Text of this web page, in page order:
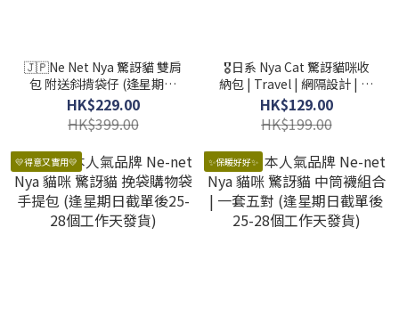
🇯🇵Ne Net Nya 驚訝貓 雙肩
包 附送斜揹袋仔 (逢星期日
截單後14-21個工作天發貨)
HK$229.00
HK$399.00
🎖日系 Nya Cat 驚訝貓咪收
納包 | Travel | 網隔設計 | 清
晰可見 (逢星期日截單後14-
21個工作天發貨)
HK$129.00
HK$199.00
💛得意又實用💛 ✨保暖好好✨